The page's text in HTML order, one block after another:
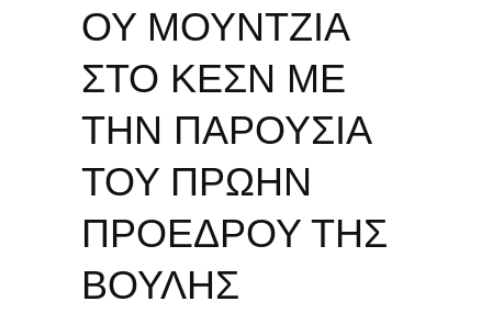
ΟΥ ΜΟΥΝΤΖΙΑ
ΣΤΟ ΚΕΣΝ ΜΕ
ΤΗΝ ΠΑΡΟΥΣΙΑ
ΤΟΥ ΠΡΩΗΝ
ΠΡΟΕΔΡΟΥ ΤΗΣ
ΒΟΥΛΗΣ